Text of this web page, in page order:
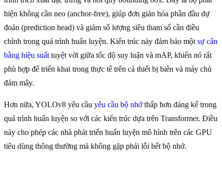
hiện không cần neo (anchor-free), giúp đơn giản hóa phần đầu dự
đoán (prediction head) và giảm số lượng siêu tham số cần điều
chỉnh trong quá trình huấn luyện. Kiến trúc này đảm bảo một sự cân
bằng hiệu suất tuyệt vời giữa tốc độ suy luận và mAP, khiến nó rất
phù hợp để triển khai trong thực tế trên cả thiết bị biên và máy chủ
đám mây.
Hơn nữa, YOLOv8 yêu cầu yêu cầu bộ nhớthấp hơn đáng kể trong
quá trình huấn luyện so với các kiến trúc dựa trên Transformer. Điều
này cho phép các nhà phát triển huấn luyện mô hình trên các GPU
tiêu dùng thông thường mà không gặp phải lỗi hết bộ nhớ.